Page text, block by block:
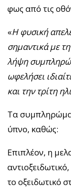
φως από τις
«Η φυσική
σημαντικά με
λήψη
ωφελήσει
και την τρίτη
Τα
ύπνο, καθώς:
Επιπλέον, η
το οξειδωτικό